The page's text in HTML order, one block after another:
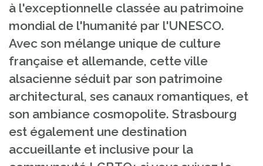
à l'exceptionnelle classée au patrimoine
mondial de l'humanité par l'UNESCO.
Avec son mélange unique de culture
française et allemande, cette ville
alsacienne séduit par son patrimoine
architectural, ses canaux romantiques, et
son ambiance cosmopolite. Strasbourg
est également une destination
accueillante et inclusive pour la